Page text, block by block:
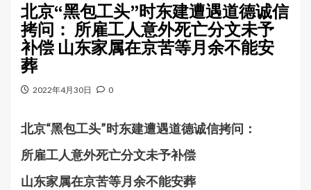
北京“黑包工头”时东建遭遇道德诚信
拷问： 所雇工人意外死亡分文未予
补偿 山东家属在京苦等月余不能安
葬
2022年4月30日 0
北京“黑包工头”时东建遭遇道德诚信拷问 ：
所雇工人意外死亡分文未予补偿
山东家属在京苦等月余不能安葬